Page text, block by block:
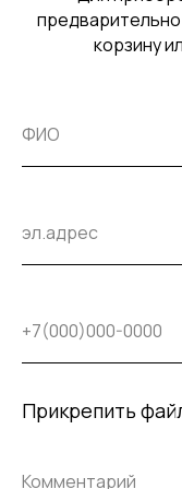
корзину
Прикрепить